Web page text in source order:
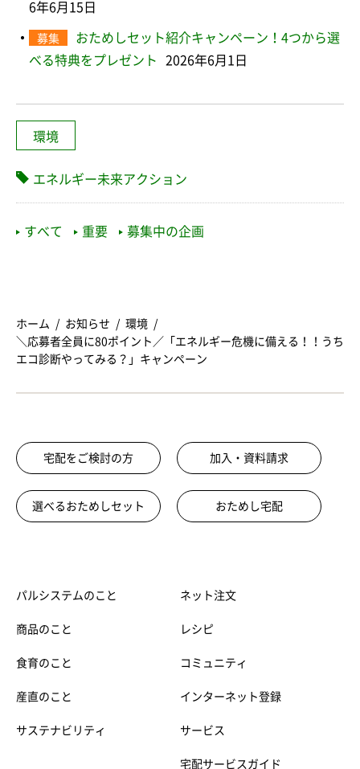
6年6月15日
募集
おためしセット紹介キャンペーン！4つから選
べる特典をプレゼント
2026年6月1日
環境
エネルギー未来アクション
すべて 重要 募集中の企画
ホーム お知らせ
環境
＼応募者全員に80ポイント／「エネルギー危機に備える！！うち
エコ診断やってみる？」キャンペーン
宅配をご検討の方 加入・資料請求
選べるおためしセット おためし宅配
パルシステムのこと
商品のこと
食育のこと
産直のこと
サステナビリティ
ネット注文
レシピ
コミュニティ
インターネット登録
サービス
宅配サービスガイド